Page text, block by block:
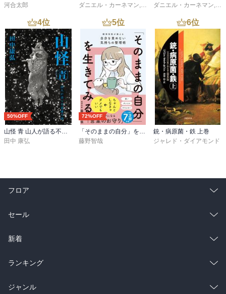
河合太郎
ダニエル・カーネマン, 村井章子ダニエル・カーネマン, 村
4位
50%OFF
田中 康弘
5位
72%OFF
藤野智哉
6位
銃・病原菌・鉄 上巻
ジャレド・ダイアモンド
フロア
総合
ラノベ
雑誌・グラビア
BL・TL
セール
総合
ラノベ
雑誌・グラビア
新着
総合
ラノベ
ランキング
総合
ジャンル